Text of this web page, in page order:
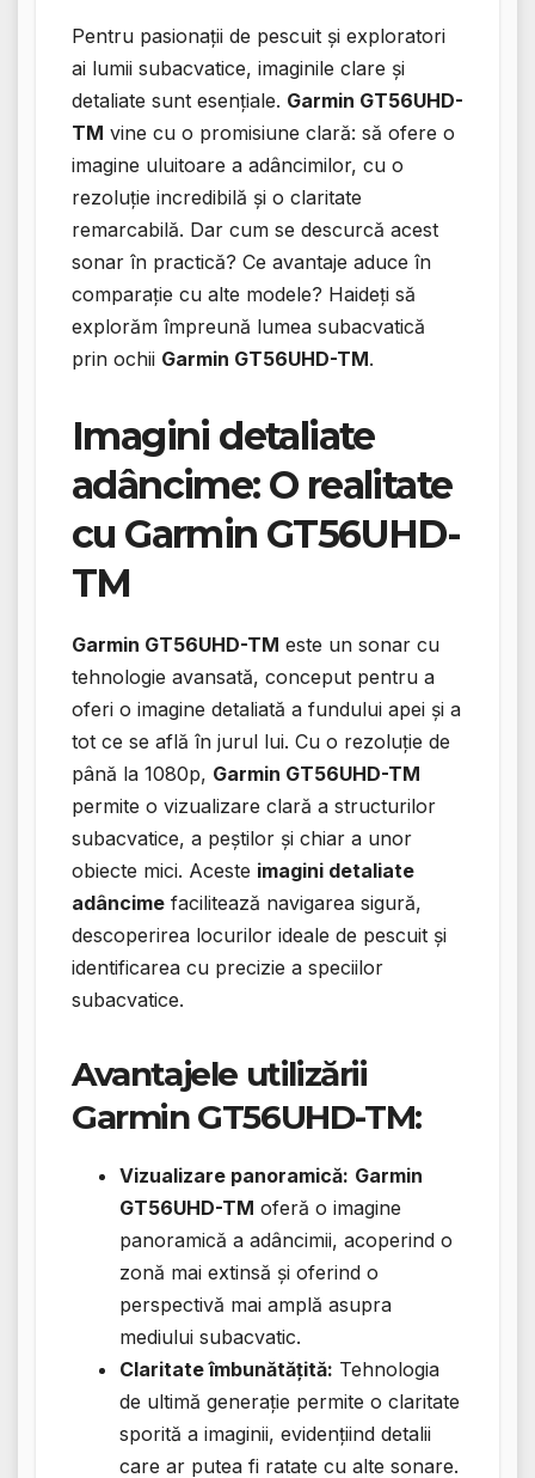
Pentru pasionații de pescuit și exploratori
ai lumii subacvatice, imaginile clare și
detaliate sunt esențiale. Garmin GT56UHD-
TM vine cu o promisiune clară: să ofere o
imagine uluitoare a adâncimilor, cu o
rezoluție incredibilă și o claritate
remarcabilă. Dar cum se descurcă acest
sonar în practică? Ce avantaje aduce în
comparație cu alte modele? Haideți să
explorăm împreună lumea subacvatică
prin ochii Garmin GT56UHD-TM.
Imagini detaliate
adâncime: O realitate
cu Garmin GT56UHD-
TM
Garmin GT56UHD-TM este un sonar cu
tehnologie avansată, conceput pentru a
oferi o imagine detaliată a fundului apei și a
tot ce se află în jurul lui. Cu o rezoluție de
până la 1080p, Garmin GT56UHD-TM
permite o vizualizare clară a structurilor
subacvatice, a peștilor și chiar a unor
obiecte mici. Aceste imagini detaliate
adâncime facilitează navigarea sigură,
descoperirea locurilor ideale de pescuit și
identificarea cu precizie a speciilor
subacvatice.
Avantajele utilizării
Garmin GT56UHD-TM:
Vizualizare panoramică: Garmin
GT56UHD-TM oferă o imagine
panoramică a adâncimii, acoperind o
zonă mai extinsă și oferind o
perspectivă mai amplă asupra
mediului subacvatic.
Claritate îmbunătățită: Tehnologia
de ultimă generație permite o claritate
sporită a imaginii, evidențiind detalii
care ar putea fi ratate cu alte sonare.